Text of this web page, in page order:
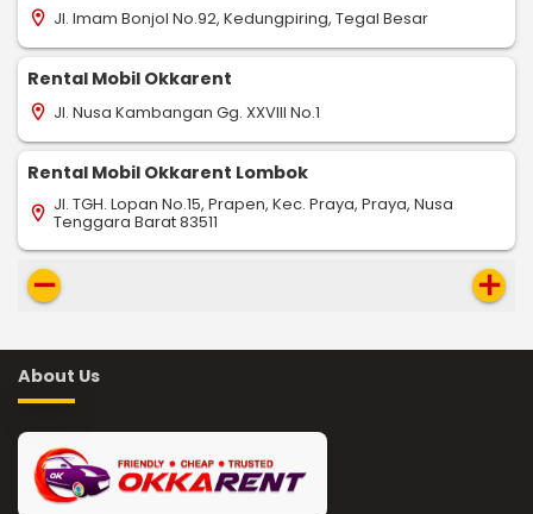
location_on Jl. Imam Bonjol No.92, Kedungpiring, Tegal Besar
Rental Mobil Okkarent
location_on Jl. Nusa Kambangan Gg. XXVIII No.1
Rental Mobil Okkarent Lombok
location_on Jl. TGH. Lopan No.15, Prapen, Kec. Praya, Praya, Nusa
Tenggara Barat 83511
remove add
About Us